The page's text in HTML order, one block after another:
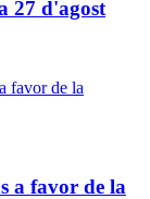
27 d'agost
a favor de la